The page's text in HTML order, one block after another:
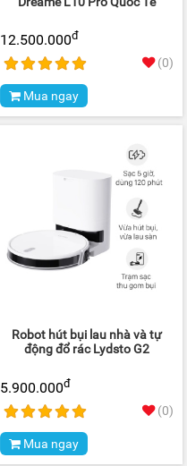
12.500.000đ
(0)
Mua ngay
Robot hút bụi lau nhà và tự
động đổ rác Lydsto G2
5.900.000đ
(0)
Mua ngay